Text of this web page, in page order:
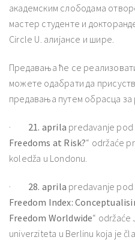
академским слободама
мастер студенте и
Circle U. алијансе и шире.
Предавања ће се
можете одабрати да
предавања путем обрасца за
· 21. aprila predavanje pod
Freedoms at Risk?“ održaće
koledža u Londonu.
· 28. aprila predavanje pod
Freedom Index:
Freedom Worldwide“ održaće
univerziteta u Berlinu koja je